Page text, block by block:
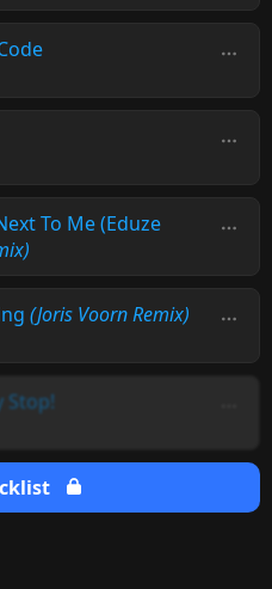
To Me (Eduze
(Joris Voorn Remix)
Stop!